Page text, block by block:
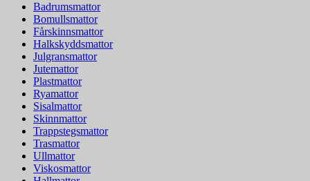
Badrumsmattor
Bomullsmattor
Fårskinnsmattor
Halkskyddsmattor
Julgransmattor
Jutemattor
Plastmattor
Ryamattor
Sisalmattor
Skinnmattor
Trappstegsmattor
Trasmattor
Ullmattor
Viskosmattor